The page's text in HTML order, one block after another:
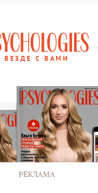
ВЕЗДЕ С ВАМИ
РЕКЛАМА